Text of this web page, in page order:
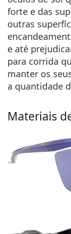
forte e das
outras
e até
para corrida
manter os
a quantidade
Materiais